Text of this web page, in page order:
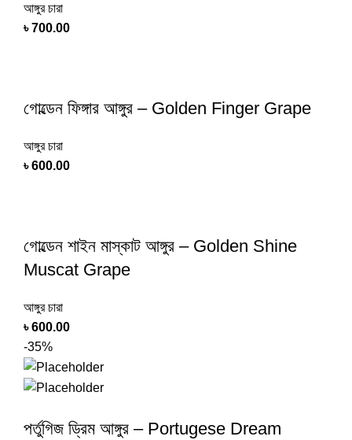
আঙ্গুর চারা
৳700.00
গোল্ডেন ফিঙ্গার আঙ্গুর – Golden Finger Grape
আঙ্গুর চারা
৳600.00
গোল্ডেন শাইন মাস্কাট আঙ্গুর – Golden Shine
Muscat Grape
আঙ্গুর চারা
৳600.00
-35%
পর্তুগিজ ড্রিম আঙ্গুর – Portugese Dream